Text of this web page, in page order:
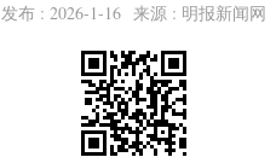
发布 : 2026-1-16 来源 : 明报新闻网